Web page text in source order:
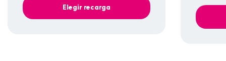
Elegir recarga